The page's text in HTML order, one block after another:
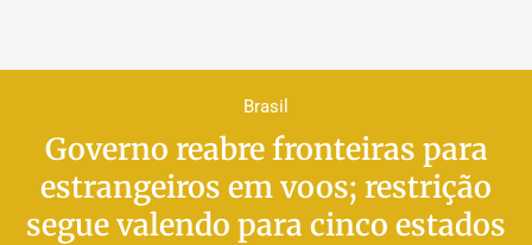
Brasil
Governo reabre fronteiras para
estrangeiros em voos; restrição
segue valendo para cinco estados